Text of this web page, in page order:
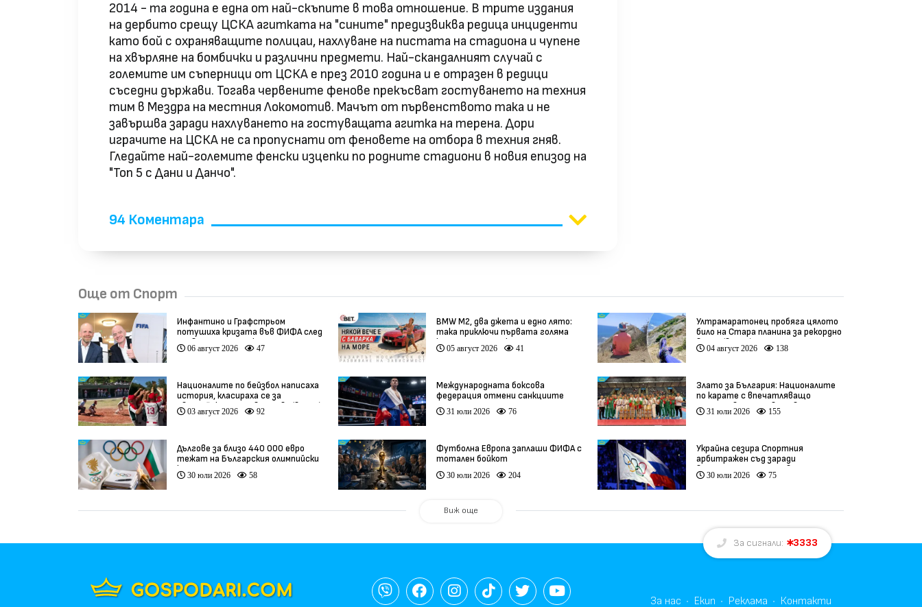
2014 - та година е една от най-скъпите в това отношение. В трите издания
на дербито срещу ЦСКА агитката на "сините" предизвиква редица инциденти
като бой с охраняващите полицаи, нахлуване на пистата на стадиона и чупене
на хвърляне на бомбички и различни предмети. Най-скандалният случай с
големите им съперници от ЦСКА е през 2010 година и е отразен в редици
съседни държави. Тогава червените фенове прекъсват гостуването на техния
тим в Мездра на местния Локомотив. Мачът от първенството така и не
завършва заради нахлуването на гостуващата агитка на терена. Дори
играчите на ЦСКА не са пропуснати от феновете на отбора в техния гняв.
Гледайте най-големите фенски изцепки по родните стадиони в новия епизод на
"Топ 5 с Дани и Данчо".
94 Коментара
Още от Спорт
Инфантино и Графстрьом
потушиха кризата във ФИФА след
провалената сделка
06 август 2026 47
BMW М2, два джета и едно лято:
така приключи първата голяма
кампания на BET.bg
05 август 2026 41
Ултрамаратонец пробяга цялото
било на Стара планина за рекордно
време (видео)
04 август 2026 138
Националите по бейзбол написаха
история, класираха се за
Европейското първенство (видео)
03 август 2026 92
Международната боксова
федерация отмени санкциите
срещу Русия
31 юли 2026 76
Злато за България: Националите
по карате с впечатляващо
представяне на Световното
(видео)
31 юли 2026 155
Дългове за близо 440 000 евро
тежат на Българския олимпийски
комитет
30 юли 2026 58
Футболна Европа заплаши ФИФА с
тотален бойкот
30 юли 2026 204
Украйна сезира Спортния
арбитражен съд заради
връщането на Русия в
олимпийското движение
30 юли 2026 75
Виж още
За сигнали: 3333
За нас Екип Реклама Контакти